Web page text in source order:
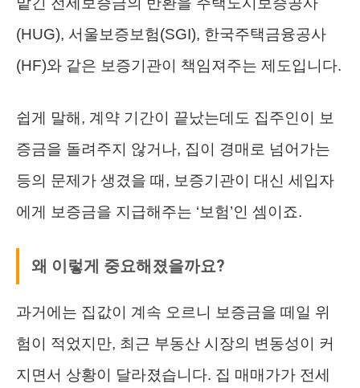
(HUG), 서울보증보험(SGI), 한국주택금융공사
(HF)와 같은 보증기관이 책임져주는 제도입니다.
쉽게 말해, 계약 기간이 끝났는데도 집주인이 보
증금을 돌려주지 않거나, 집이 경매로 넘어가는
등의 문제가 생겼을 때, 보증기관이 대신 세입자
에게 보증금을 지급해주는 ‘보험’인 셈이죠.
왜 이렇게 중요해졌을까요?
과거에는 집값이 계속 오르니 보증금을 떼일 위
험이 적었지만, 최근 부동산 시장의 변동성이 커
지면서 상황이 달라졌습니다. 집 매매가가 전세